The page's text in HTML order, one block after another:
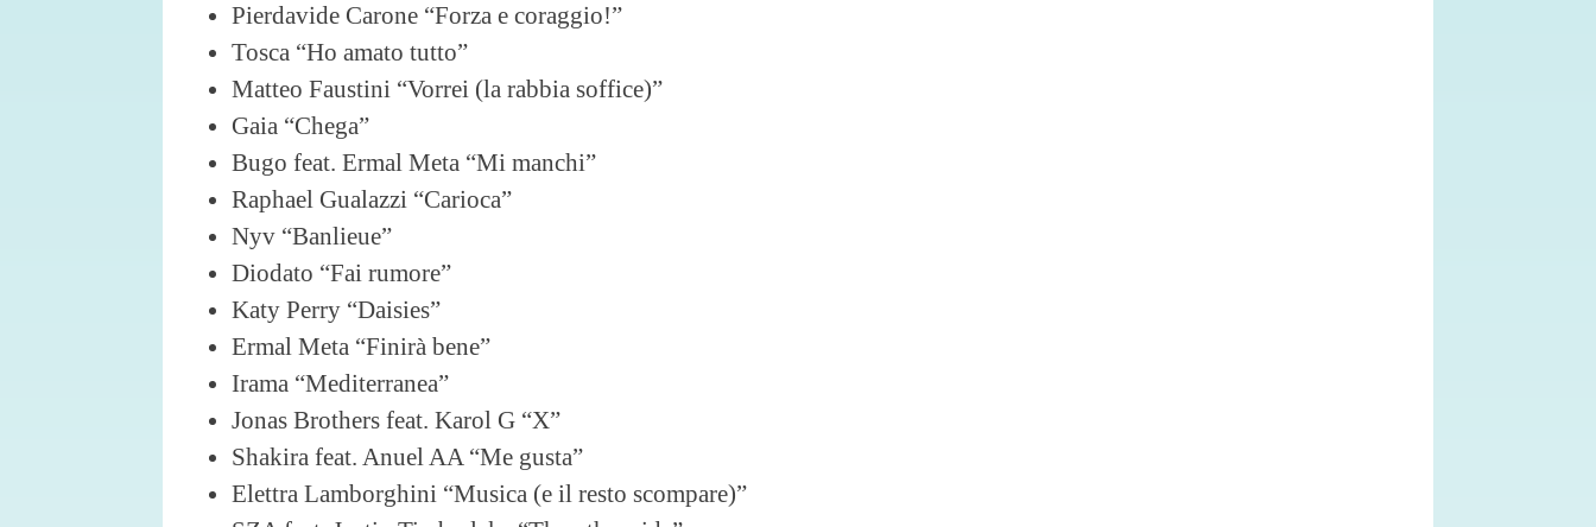
Pierdavide Carone “Forza e coraggio!”
Tosca “Ho amato tutto”
Matteo Faustini “Vorrei (la rabbia soffice)”
Gaia “Chega”
Bugo feat. Ermal Meta “Mi manchi”
Raphael Gualazzi “Carioca”
Nyv “Banlieue”
Diodato “Fai rumore”
Katy Perry “Daisies”
Ermal Meta “Finirà bene”
Irama “Mediterranea”
Jonas Brothers feat. Karol G “X”
Shakira feat. Anuel AA “Me gusta”
Elettra Lamborghini “Musica (e il resto scompare)”